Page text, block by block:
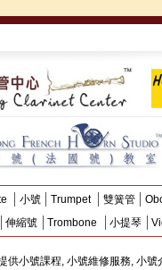
小號 Trumpet 雙簧管
伸縮號 Trombone 小提琴
小號課程, 小號維修服務, 小